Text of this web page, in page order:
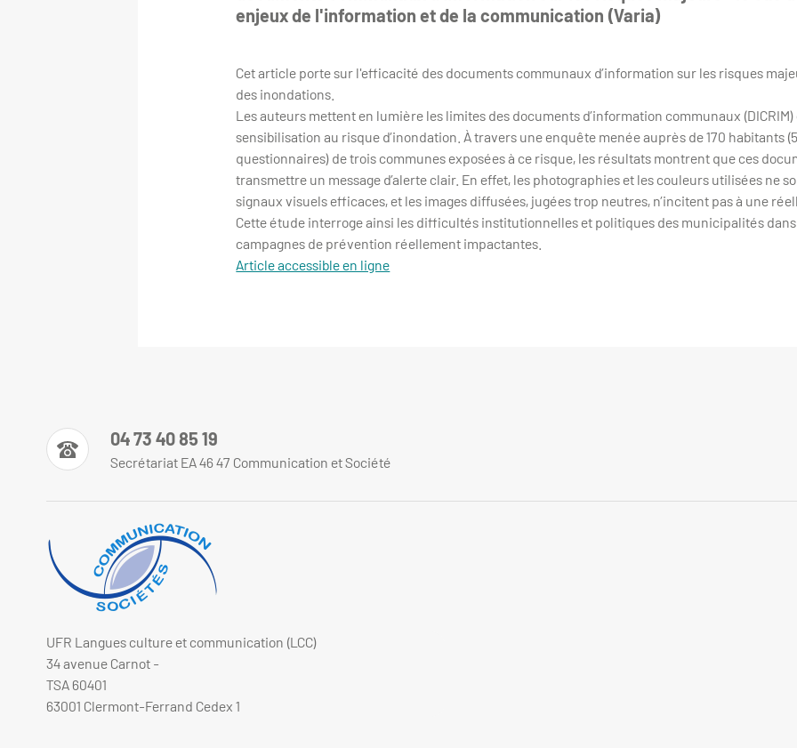
enjeux de l'information et de la communication (Varia)
Cet article porte sur l'efficacité des documents communaux d’information sur les risques
des inondations.
Les auteurs mettent en lumière les limites des documents d’information communaux
sensibilisation au risque d’inondation. À travers une enquête menée auprès de 170 habitants
questionnaires) de trois communes exposées à ce risque, les résultats montrent que ces
transmettre un message d’alerte clair. En effet, les photographies et les couleurs utilisées ne
signaux visuels efficaces, et les images diffusées, jugées trop neutres, n’incitent pas à une
Cette étude interroge ainsi les difficultés institutionnelles et politiques des municipalités dans
campagnes de prévention réellement impactantes.
Article accessible en ligne
04 73 40 85 19
Secrétariat EA 46 47 Communication et Société
UFR Langues culture et communication (LCC)
34 avenue Carnot -
TSA 60401
63001 Clermont-Ferrand Cedex 1